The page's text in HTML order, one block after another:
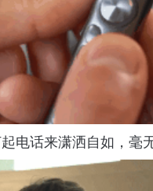
电话来潇洒自如，毫